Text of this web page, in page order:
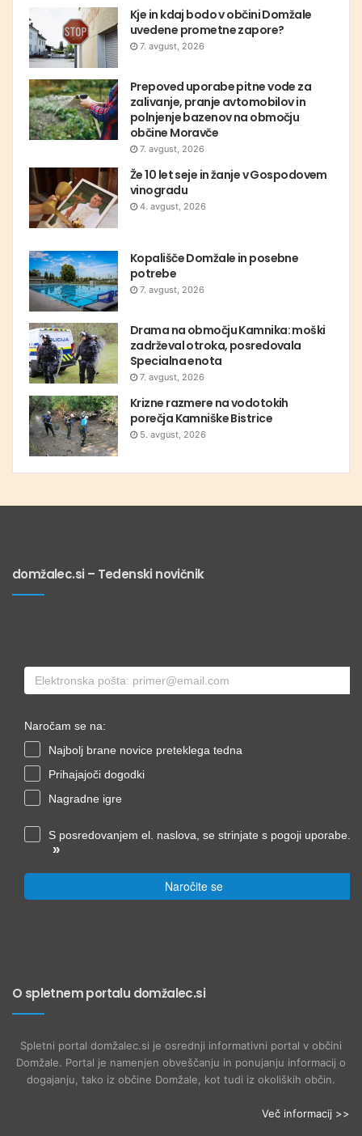
Kje in kdaj bodo v občini Domžale
uvedene prometne zapore?
7. avgust, 2026
Prepoved uporabe pitne vode za
zalivanje, pranje avtomobilov in
polnjenje bazenov na območju
občine Moravče
7. avgust, 2026
Že 10 let seje in žanje v Gospodovem
vinogradu
4. avgust, 2026
Kopališče Domžale in posebne
potrebe
7. avgust, 2026
Drama na območju Kamnika: moški
zadrževal otroka, posredovala
Specialna enota
7. avgust, 2026
Krizne razmere na vodotokih
porečja Kamniške Bistrice
5. avgust, 2026
domžalec.si – Tedenski novičnik
Naročam se na:
Najbolj brane novice preteklega tedna
Prihajajoči dogodki
Nagradne igre
S posredovanjem el. naslova, se strinjate s pogoji uporabe.
»
Naročite se
O spletnem portalu domžalec.si
Spletni portal domžalec.si je osrednji informativni portal v občini
Domžale. Portal je namenjen obveščanju in ponujanju informacij o
dogajanju, tako iz občine Domžale, kot tudi iz okoliških občin.
Več informacij >>